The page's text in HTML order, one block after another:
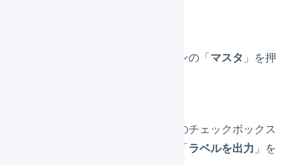
メインナビゲーションの「マスタ 」を押
対象の商品コード横のチェックボックス
にチェックを入れ、「ラベルを出力 」を